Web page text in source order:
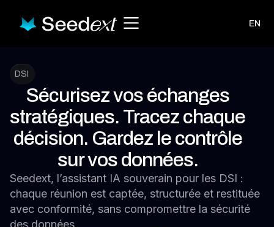
EN
DSI
Sécurisez vos échanges
stratégiques. Tracez chaque
décision. Gardez le contrôle
sur vos données.
Seedext, l’assistant IA souverain pour les DSI :
chaque réunion est captée, structurée et restituée
avec conformité, sans compromettre la sécurité
des données.